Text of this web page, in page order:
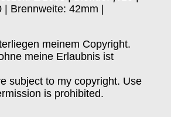
| Brennweite: 42mm |
meinem Copyright.
meine Erlaubnis ist
subject to my copyright. Use
is prohibited.